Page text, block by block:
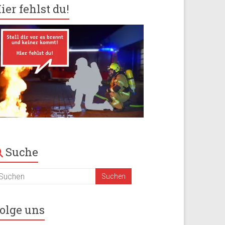
fehlst du!
Suche
uns